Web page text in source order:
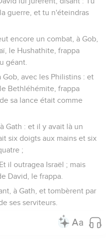
guerre, et tu n'éteindras
encore un combat, à Gob,
le Hushathite, frappa
géant.
avec les Philistins : et
Bethléhémite, frappa
sa lance était comme
Gath : et il y avait là un
six doigts aux mains et six
;
il outragea Israël ; mais
David, le frappa.
à Gath, et tombèrent par
ses serviteurs.